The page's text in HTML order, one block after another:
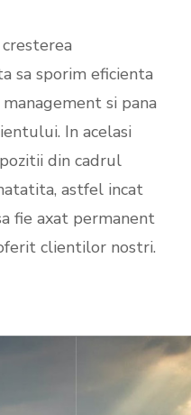
sa sporim eficienta
si pana
In acelasi
din cadrul
astfel incat
fie axat permanent
clientilor nostri.